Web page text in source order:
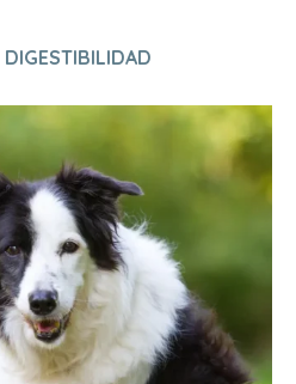
DIGESTIBILIDAD